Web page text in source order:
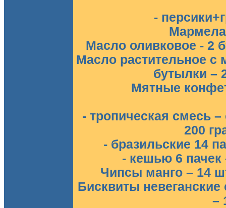
-
Масло оливковое - 2
Масло растительное
бутылки –
Мятные
- тропическая смесь
200
- бразильские 14
- кешью 6 пачек
Чипсы манго – 14
Бисквиты
–